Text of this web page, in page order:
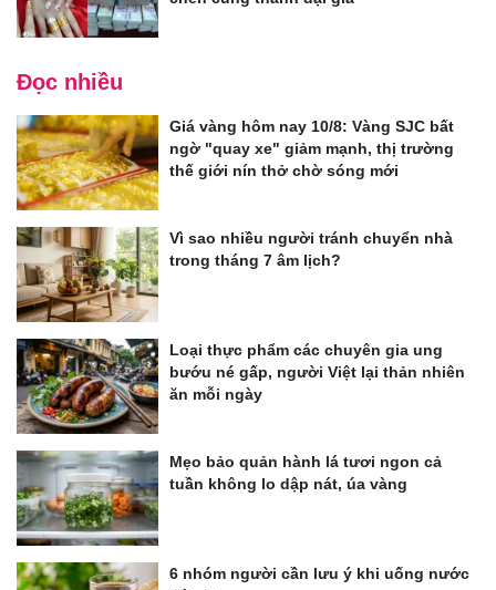
Đọc nhiều
Giá vàng hôm nay 10/8: Vàng SJC bất
ngờ "quay xe" giảm mạnh, thị trường
thế giới nín thở chờ sóng mới
Vì sao nhiều người tránh chuyển nhà
trong tháng 7 âm lịch?
Loại thực phẩm các chuyên gia ung
bướu né gấp, người Việt lại thản nhiên
ăn mỗi ngày
Mẹo bảo quản hành lá tươi ngon cả
tuần không lo dập nát, úa vàng
6 nhóm người cần lưu ý khi uống nước